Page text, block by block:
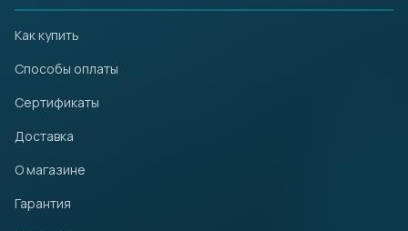
Как купить
Способы оплаты
Сертификаты
Доставка
О магазине
Гарантия